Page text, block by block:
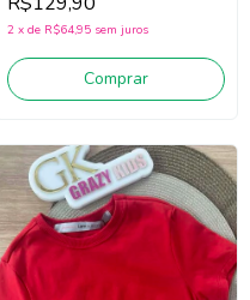
2 x de R$64,95 sem juros
Comprar